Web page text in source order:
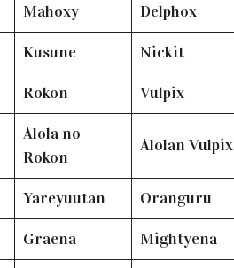
Mahoxy Delphox
Kusune Nickit
Rokon Vulpix
Alola no
Rokon
Alolan Vulpix
Yareyuutan Oranguru
Graena Mightyena